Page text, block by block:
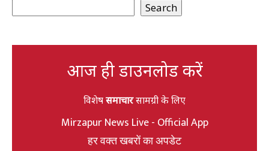
Search
आज ही डाउनलोड करें
विशेषसमाचारसामग्री के लिए
Mirzapur News Live - Official App
हर वक्त खबरों का अपडेट